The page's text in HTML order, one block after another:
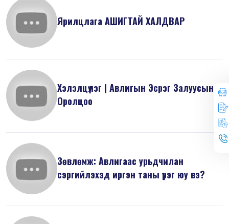
Ярилцлага АШИГТАЙ ХАЛДВАР
Хэлэлцүүлэг | Авлигын Эсрэг Залуусын
Оролцоо
Зөвлөмж: Авлигаас урьдчилан
сэргийлэхэд иргэн таны үүрэг юу вэ?